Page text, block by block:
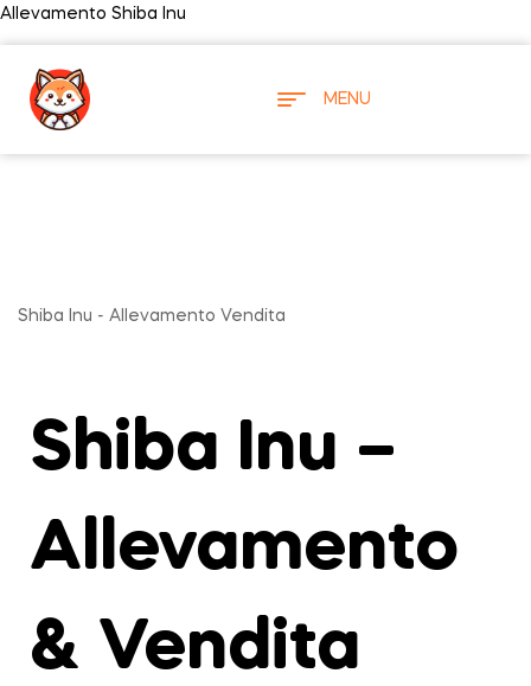
Allevamento Shiba Inu
MENU
Shiba Inu - Allevamento Vendita
Shiba Inu –
Allevamento
& Vendita